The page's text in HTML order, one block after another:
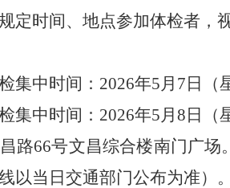
定时间、地点参加体检者，
集中时间： 2026年5月 7 日（
集中时间： 2026年5月 8 日（
路66号文昌综合楼南门广场
以当日交通部门公布为准） 。